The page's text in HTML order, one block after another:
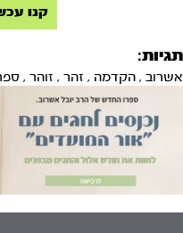
קנו
תגיות:
אשרוב , הקדמה , זהר , זוהר ,